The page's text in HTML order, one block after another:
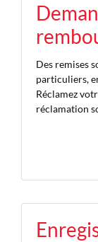
Des remises
particuliers,
Réclamez
réclamation